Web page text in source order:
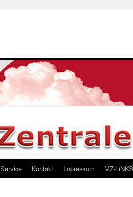
Service Kontakt Impressum MZ-LiNKS